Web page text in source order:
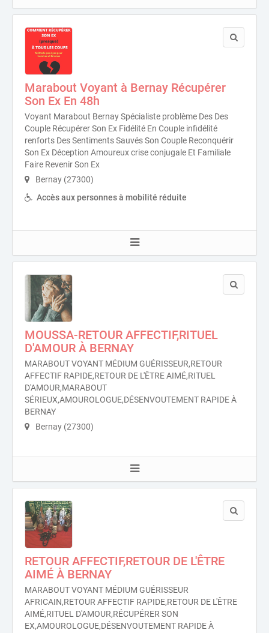
Marabout Voyant à Bernay Récupérer
Son Ex En 48h
Voyant Marabout Bernay Spécialiste problème Des Des
Couple Récupérer Son Ex Fidélité En Couple infidélité
renforts Des Sentiments Sauvés Son Couple Reconquérir
Son Ex Déception Amoureux crise conjugale Et Familiale
Faire Revenir Son Ex
Bernay (27300)
Accès aux personnes à mobilité réduite
MOUSSA-RETOUR AFFECTIF,RITUEL
D'AMOUR À BERNAY
MARABOUT VOYANT MÉDIUM GUÉRISSEUR,RETOUR
AFFECTIF RAPIDE,RETOUR DE L'ÊTRE AIMÉ,RITUEL
D'AMOUR,MARABOUT
SÉRIEUX,AMOUROLOGUE,DÉSENVOUTEMENT RAPIDE À
BERNAY
Bernay (27300)
RETOUR AFFECTIF,RETOUR DE L'ÊTRE
AIMÉ À BERNAY
MARABOUT VOYANT MÉDIUM GUÉRISSEUR
AFRICAIN,RETOUR AFFECTIF RAPIDE,RETOUR DE L'ÊTRE
AIMÉ,RITUEL D'AMOUR,RÉCUPÉRER SON
EX,AMOUROLOGUE,DÉSENVOUTEMENT RAPIDE À